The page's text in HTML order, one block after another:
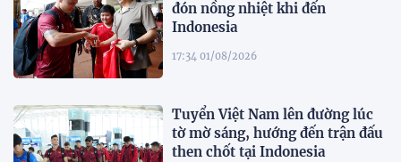
đón nồng nhiệt khi đến
Indonesia
17:34 01/08/2026
Tuyển Việt Nam lên đường lúc
tờ mờ sáng, hướng đến trận đấu
then chốt tại Indonesia